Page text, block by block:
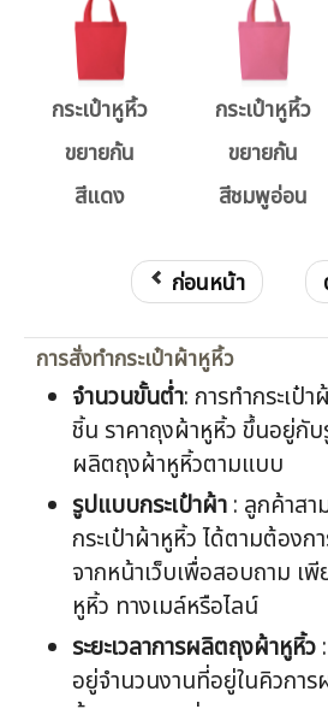
กระเป๋าหูหิ้ว
ขยายก้น
สีแดง
กระเป๋าหูหิ้ว
ขยายก้น
สีชมพูอ่อน
ก่อนหน้า
การสั่งทำกระเป๋าผ้าหูหิ้ว
จำนวนขั้นต่ำ: การทำกระเป๋
ชิ้น ราคาถุงผ้าหูหิ้ว ขึ้นอยู่กั
ผลิตถุงผ้าหูหิ้วตามแบบ
รูปแบบกระเป๋าผ้า : ลูกค้าส
กระเป๋าผ้าหูหิ้ว ได้ตามต้อง
จากหน้าเว็บเพื่อสอบถาม เ
หูหิ้ว ทางเมล์หรือไลน์
ระยะเวลาการผลิตถุงผ้าหูหิ้ว
อยู่จำนวนงานที่อยู่ในคิวการ